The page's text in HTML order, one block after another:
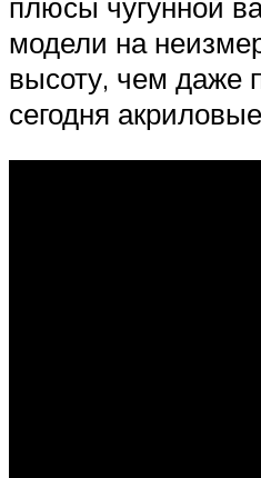
модели на
высоту, чем даже
сегодня